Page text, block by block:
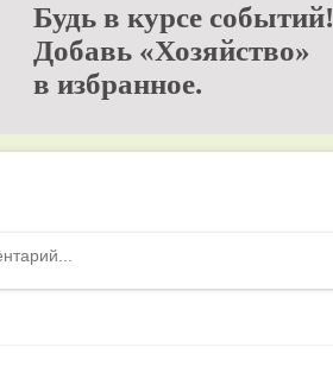
Будь в курсе событий!
Добавь «Хозяйство»
в избранное.